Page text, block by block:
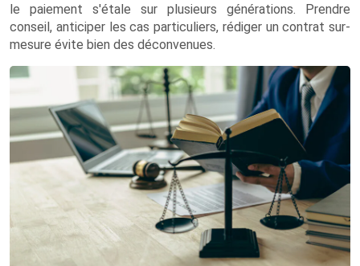
le paiement s'étale sur plusieurs générations. Prendre
conseil, anticiper les cas particuliers, rédiger un contrat sur-
mesure évite bien des déconvenues.